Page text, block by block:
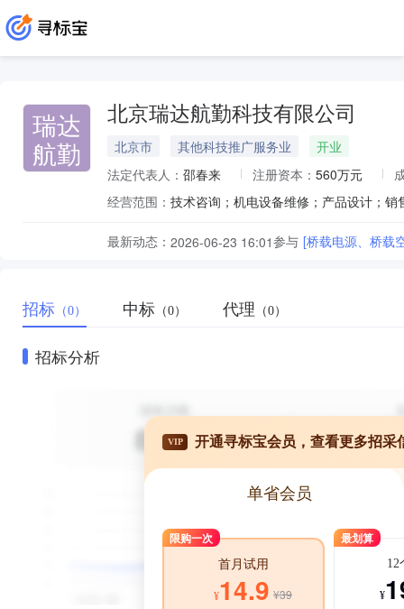
瑞达
航勤
北京瑞达航勤科技有限公司
北京市 其他科技推广服务业
开业
法定代表人： 邵春来 注册资本： 560万元
经营范围：
最新动态： 2026-06-23 16:01参与 [桥载电源、桥载
招标 （0） 中标 （0） 代理 （0）
招标分析
VIP 开通寻标宝会员，查看更多招采
单省会员
限购一次
首月试用
¥14.9 ¥39
最划算
12
¥